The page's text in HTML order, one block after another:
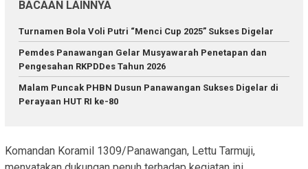
BACAAN LAINNYA
Turnamen Bola Voli Putri “Menci Cup 2025” Sukses Digelar
Pemdes Panawangan Gelar Musyawarah Penetapan dan
Pengesahan RKPDDes Tahun 2026
Malam Puncak PHBN Dusun Panawangan Sukses Digelar di
Perayaan HUT RI ke-80
Komandan Koramil 1309/Panawangan, Lettu Tarmuji,